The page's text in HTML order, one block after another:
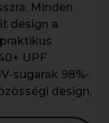
Minden
design a
UPF
sugarak 98%-
design,